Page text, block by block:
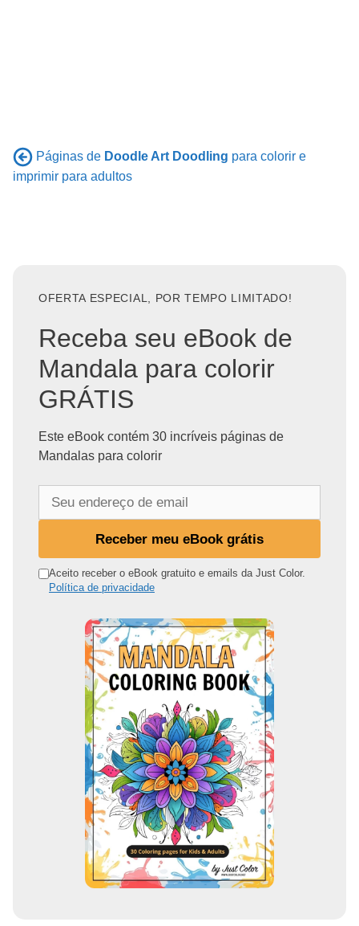
Páginas de Doodle Art Doodling para colorir e
imprimir para adultos
OFERTA ESPECIAL, POR TEMPO LIMITADO!
Receba seu eBook de
Mandala para colorir
GRÁTIS
Este eBook contém 30 incríveis páginas de
Mandalas para colorir
n
Receber meu eBook grátis
Aceito receber o eBook gratuito e emails da Just Color.
Política de privacidade